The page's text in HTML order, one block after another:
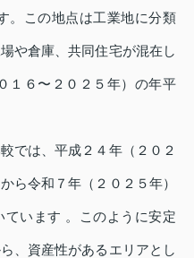
。この地点は工業地に分類
や倉庫、共同住宅が混在し
１６〜２０２５年）の年平
では、平成２４年（２０２
ら令和７年（２０２５年）
います 。このように安定
、資産性があるエリアとし